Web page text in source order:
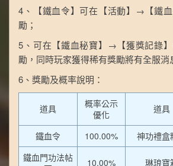
4、【鐵血令】可在【活動】→【鐵
勵；
5、可在【鐵血秘寶】→【獲獎記錄
勵，同時玩家獲得稀有獎勵將有全服消
6、獎勵及概率說明：
道具
概率公示
優化
道具
鐵血令
100.00% 神功禮盒
鐵血門功法帖
10.00% 琳琅寶